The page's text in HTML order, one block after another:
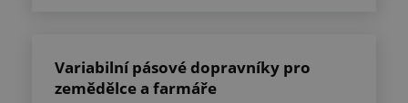
Variabilní pásové dopravníky pro
zemědělce a farmáře